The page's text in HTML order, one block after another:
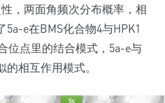
，两面角频次分布概率，相
e在BMS化合物4与HPK1
位点里的结合模式，5a-e与
相互作用模式。